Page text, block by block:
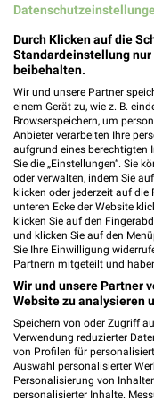
weekli -
Durch Klicken auf die
Standardeinstellung
beibehalten.
Wir und unsere Partner
einem Gerät zu, wie z. B.
Browserspeichern, um
Anbieter verarbeiten Ihre
aufgrund eines berechtigten
Sie die „Einstellungen“. Sie
oder verwalten, indem Sie
klicken oder jederzeit auf die
unteren Ecke der Website
klicken Sie auf den
und klicken Sie auf den
Sie Ihre Einwilligung
Partnern mitgeteilt und
Wir und unsere Partner
Website zu analysieren
Speichern von oder Zugriff
Verwendung reduzierter
von Profilen für
Auswahl personalisierter
Personalisierung von
personalisierter Inhalte.